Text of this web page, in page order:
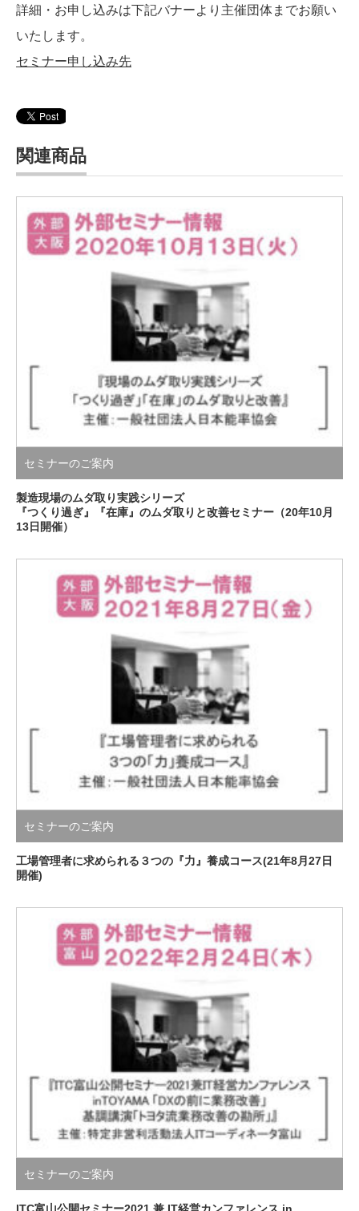
詳細・お申し込みは下記バナーより主催団体までお願い
いたします。
セミナー申し込み先
関連商品
セミナーのご案内
製造現場のムダ取り実践シリーズ
『つくり過ぎ』『在庫』のムダ取りと改善セミナー（20年10月
13日開催）
セミナーのご案内
工場管理者に求められる３つの『力』養成コース(21年8月27日
開催)
セミナーのご案内
ITC富山公開セミナー2021 兼 IT経営カンファレンス in